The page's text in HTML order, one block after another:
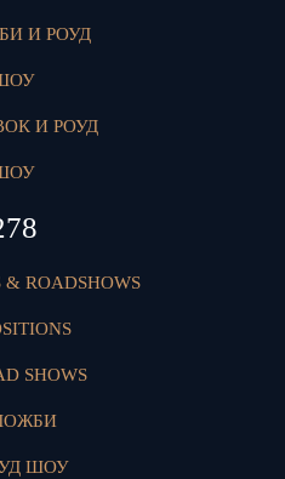
И РОУД
И РОУД
ROADSHOWS
SHOWS
ШОУ